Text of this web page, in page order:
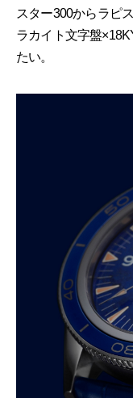
スター300からラピ
ラカイト文字盤
たい。